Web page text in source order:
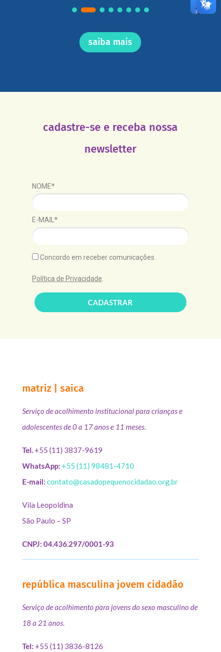
saiba mais
cadastre-se e receba nossa
newsletter
NOME*
E-MAIL*
Concordo em receber comunicações.
Política de Privacidade
CADASTRAR
matriz | saica
Serviço de acolhimento institucional para crianças e
adolescentes de 0 a 17 anos e 11 meses.
Tel.+55 (11) 3837-9619
WhatsApp: +55 (11) 98481-4710
E-mail: contato@casadopequenocidadao.org.br
Vila Leopoldina
São Paulo – SP
CNPJ: 04.436.297/0001-93
república masculina jovem cidadão
Serviço de acolhimento para jovens do sexo masculino de
18 a 21 anos.
Tel: +55 (11) 3836-8126